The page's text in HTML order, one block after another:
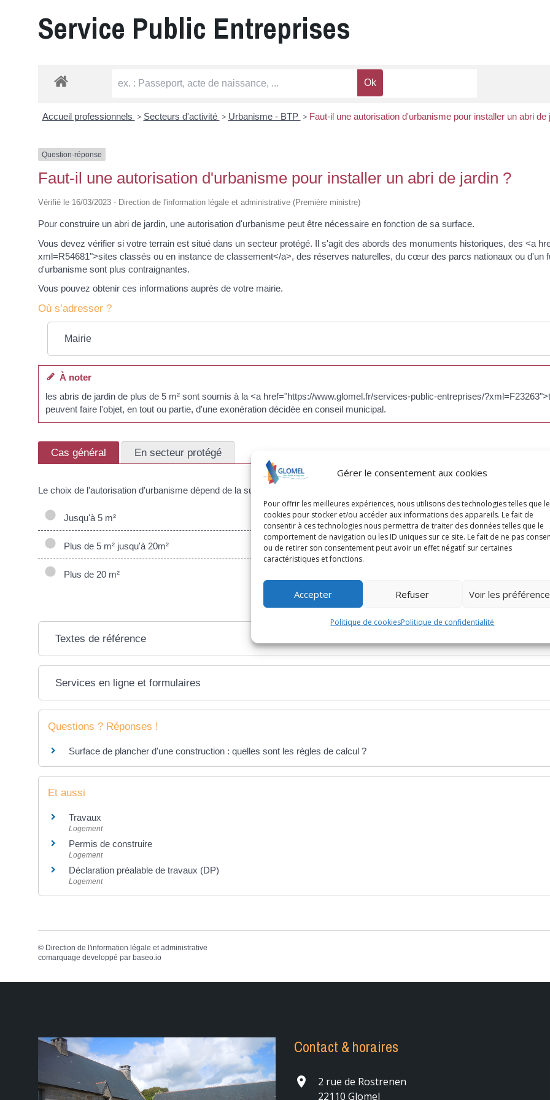
Gérer le consentement aux cookies
Pour offrir les meilleures expériences, nous utilisons des technologies telles que
cookies pour stocker et/ou accéder aux informations des appareils. Le fait de
consentir à ces technologies nous permettra de traiter des données telles que le
comportement de navigation ou les ID uniques sur ce site. Le fait de ne pas
ou de retirer son consentement peut avoir un effet négatif sur certaines
caractéristiques et fonctions.
Accepter Refuser Voir les
Politique de cookiesPolitique de confidentialité
Service Public Entreprises
Accueil professionnels > Secteurs d'activité > Urbanisme - BTP > Faut-il une autorisation d'urbanisme pour installer un abri de
Question-réponse
Faut-il une autorisation d'urbanisme pour installer un abri de jardin ?
Vérifié le 16/03/2023 - Direction de l'information légale et administrative (Première ministre)
Pour construire un abri de jardin, une autorisation d'urbanisme peut être nécessaire en fonction de sa surface.
Vous devez vérifier si votre terrain est situé dans un secteur protégé. Il s'agit des abords des monuments historiques, des <a
xml=R54681">sites classés ou en instance de classement</a>, des réserves naturelles, du cœur des parcs nationaux ou d'un
d'urbanisme sont plus contraignantes.
Vous pouvez obtenir ces informations auprès de votre mairie.
Où s’adresser ?
Mairie
À noter
les abris de jardin de plus de 5 m² sont soumis à la <a href="https://www.glomel.fr/services-public-entreprises/
peuvent faire l'objet, en tout ou partie, d'une exonération décidée en conseil municipal.
Cas général En secteur protégé
Le choix de l'autorisation d'urbanisme dépend de la surface de votre construction.
Jusqu'à 5 m²
Plus de 5 m² jusqu'à 20m²
Plus de 20 m²
Textes de référence
Services en ligne et formulaires
Questions ? Réponses !
Surface de plancher d'une construction : quelles sont les règles de calcul ?
Et aussi
Travaux
Logement
Permis de construire
Logement
Déclaration préalable de travaux (DP)
Logement
© Direction de l'information légale et administrative
comarquage developpé par baseo.io
Contact & horaires
place
2 rue de Rostrenen
22110 Glomel